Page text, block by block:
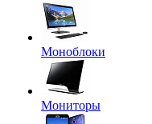
Моноблоки
Мониторы